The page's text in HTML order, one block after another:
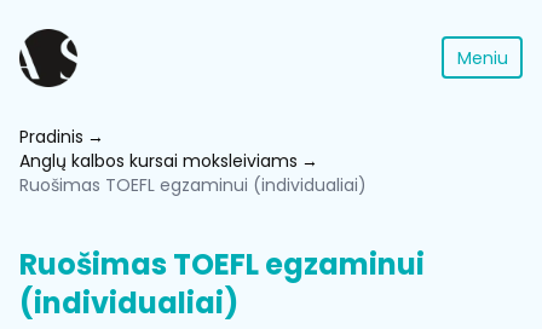
Meniu
Pradinis
Anglų kalbos kursai moksleiviams
Ruošimas TOEFL egzaminui (individualiai)
Ruošimas TOEFL egzaminui
(individualiai)